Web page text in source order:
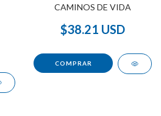
CAMINOS DE VIDA
$38.21 USD